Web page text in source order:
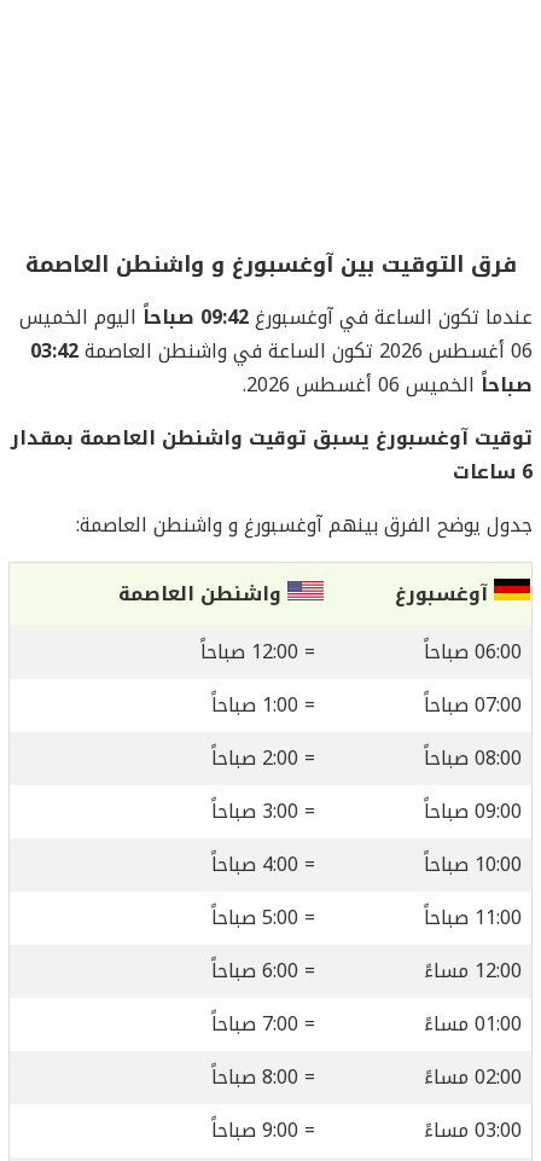
فرق التوقيت بين آوغسبورغ و واشنطن العاصمة
عندما تكون الساعة في آوغسبورغ09:42 صباحاً
اليوم الخميس
06 أغسطس 2026 تكون الساعة في واشنطن العاصمة
03:42
صباحاً الخميس 06 أغسطس 2026.
توقيت آوغسبورغ يسبق توقيت واشنطن العاصمة بمقدار
6 ساعات
جدول يوضح الفرق بينهم آوغسبورغ و واشنطن العاصمة:
آوغسبورغ
واشنطن العاصمة
06:00 صباحاً
= 12:00 صباحاً
07:00 صباحاً
= 1:00 صباحاً
08:00 صباحاً
= 2:00 صباحاً
09:00 صباحاً
= 3:00 صباحاً
10:00 صباحاً
= 4:00 صباحاً
11:00 صباحاً
= 5:00 صباحاً
12:00 مساءً
= 6:00 صباحاً
01:00 مساءً
= 7:00 صباحاً
02:00 مساءً
= 8:00 صباحاً
03:00 مساءً
= 9:00 صباحاً